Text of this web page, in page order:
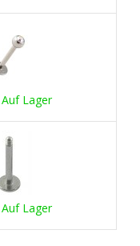
Auf Lager
Auf Lager